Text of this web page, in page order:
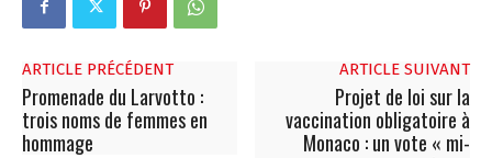
ARTICLE PRÉCÉDENT
Promenade du Larvotto :
trois noms de femmes en
hommage
ARTICLE SUIVANT
Projet de loi sur la
vaccination obligatoire à
Monaco : un vote « mi-